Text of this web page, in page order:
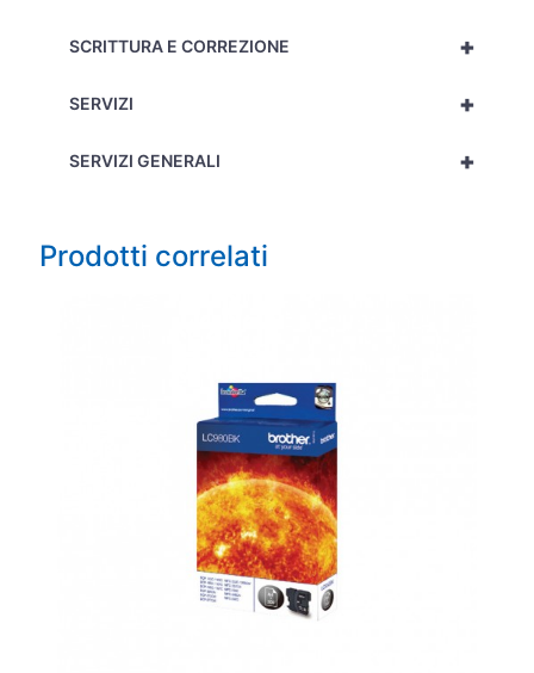
+
SCRITTURA E CORREZIONE
+
SERVIZI
+
SERVIZI GENERALI
Prodotti correlati